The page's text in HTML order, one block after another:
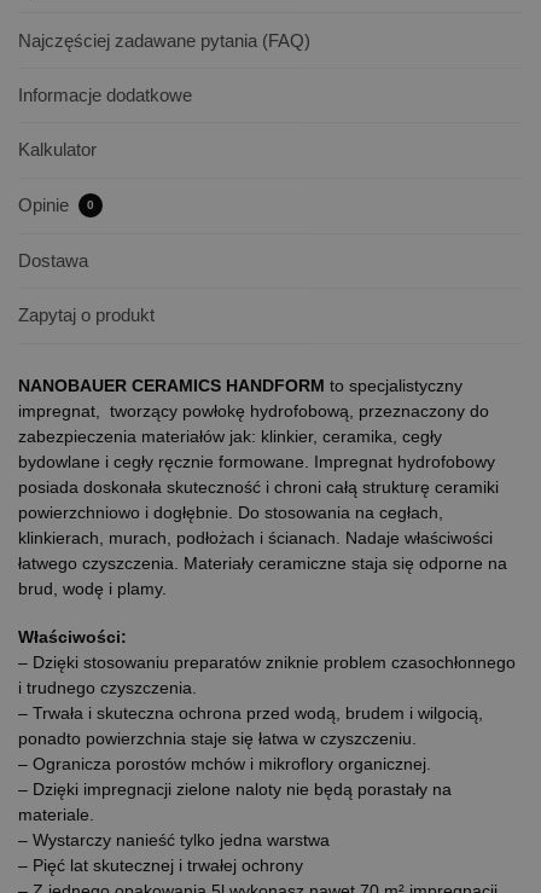
Najczęściej zadawane pytania (FAQ)
Informacje dodatkowe
Kalkulator
Opinie 0
Dostawa
Zapytaj o produkt
NANOBAUER CERAMICS HANDFORM to specjalistyczny
impregnat, tworzący powłokę hydrofobową, przeznaczony do
zabezpieczenia materiałów jak: klinkier, ceramika, cegły
bydowlane i cegły ręcznie formowane. Impregnat hydrofobowy
posiada doskonała skuteczność i chroni całą strukturę ceramiki
powierzchniowo i dogłębnie. Do stosowania na cegłach,
klinkierach, murach, podłożach i ścianach. Nadaje właściwości
łatwego czyszczenia. Materiały ceramiczne staja się odporne na
brud, wodę i plamy.
Właściwości:
– Dzięki stosowaniu preparatów zniknie problem czasochłonnego
i trudnego czyszczenia.
– Trwała i skuteczna ochrona przed wodą, brudem i wilgocią,
ponadto powierzchnia staje się łatwa w czyszczeniu.
– Ogranicza porostów mchów i mikroflory organicznej.
– Dzięki impregnacji zielone naloty nie będą porastały na
materiale.
– Wystarczy nanieść tylko jedna warstwa
– Pięć lat skutecznej i trwałej ochrony